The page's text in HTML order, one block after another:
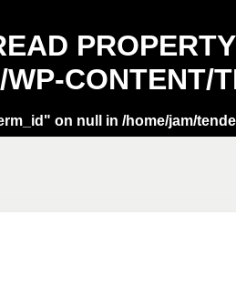
CONTENT/
on null in /home/jam/